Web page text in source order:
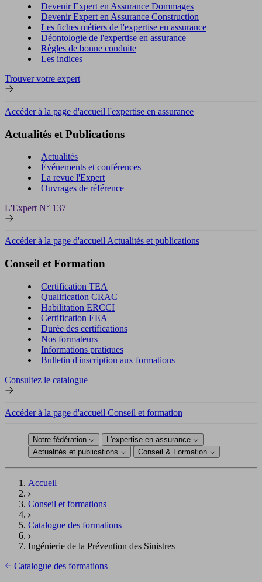
Devenir Expert en Assurance Dommages
Devenir Expert en Assurance Construction
Les fiches métiers de l'expertise en assurance
Déontologie de l'expertise en assurance
Règles de bonne conduite
Les indices
Trouver votre expert
Accéder à la page d'accueil l'expertise en assurance
Actualités et Publications
Actualités
Événements et conférences
La revue l'Expert
Ouvrages de référence
L'Expert N° 137
Accéder à la page d'accueil Actualités et publications
Conseil et Formation
Certification TEA
Qualification CRAC
Habilitation ERCCI
Certification EEA
Durée des certifications
Nos formateurs
Informations pratiques
Bulletin d'inscription aux formations
Consultez le catalogue
Accéder à la page d'accueil Conseil et formation
Notre fédération
L'expertise en assurance
Actualités et publications
Conseil & Formation
Accueil
Conseil et formations
Catalogue des formations
Ingénierie de la Prévention des Sinistres
Catalogue des formations